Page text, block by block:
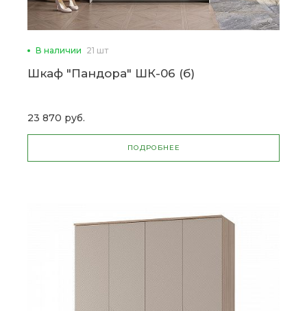
В наличии 21 шт
Шкаф "Пандора" ШК-06 (б)
23 870 руб.
ПОДРОБНЕЕ